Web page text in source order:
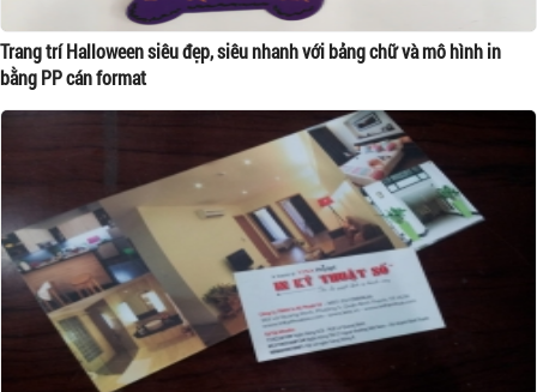
Trang trí Halloween siêu đẹp, siêu nhanh với bảng chữ và mô hình in
bằng PP cán format